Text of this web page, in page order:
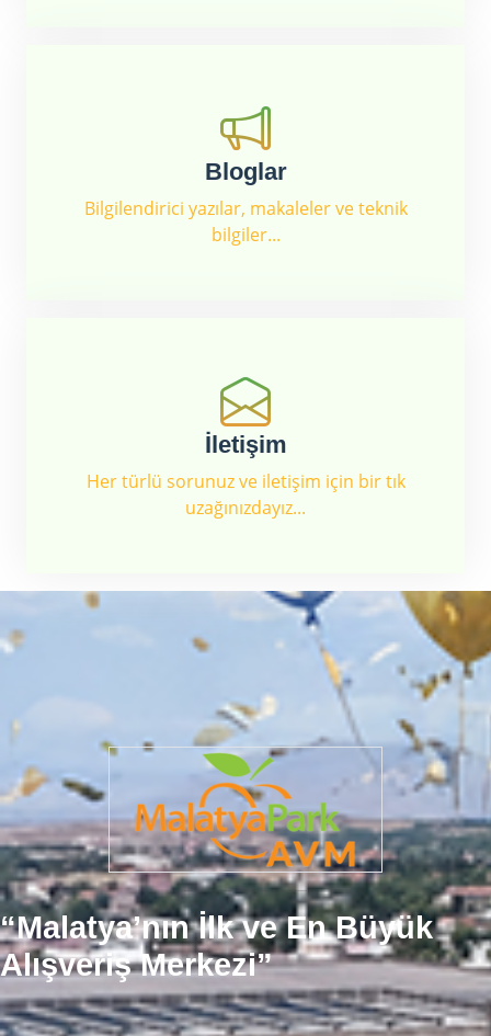
Bloglar
Bilgilendirici yazılar, makaleler ve teknik
bilgiler...
İletişim
Her türlü sorunuz ve iletişim için bir tık
uzağınızdayız...
“Malatya’nın İlk ve En Büyük
Alışveriş Merkezi”